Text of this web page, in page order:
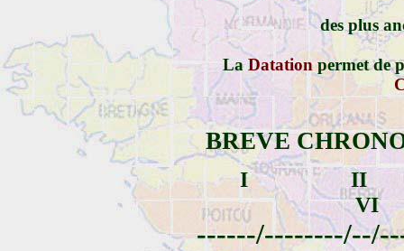
des plus
LaDatationpermet de
BREVE
I II